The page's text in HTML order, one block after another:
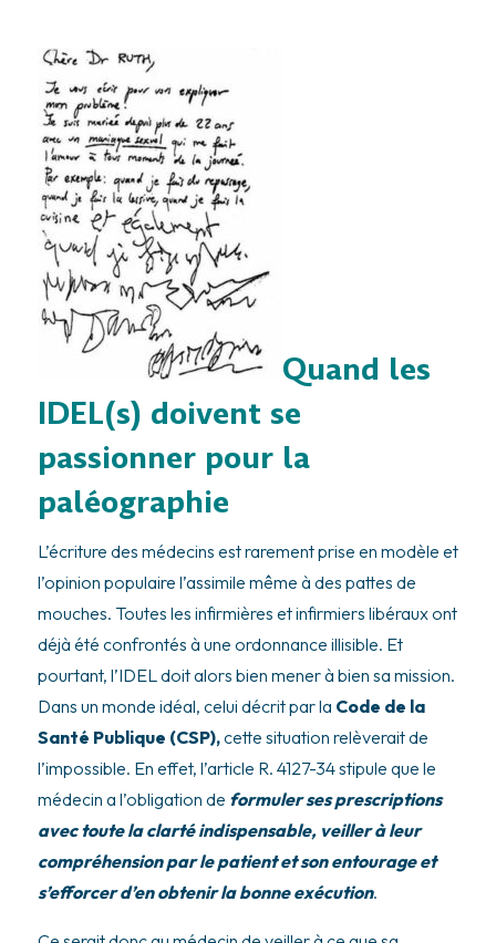
Quand les
IDEL(s) doivent se
passionner pour la
paléographie
L’écriture des médecins est rarement prise en modèle et
l’opinion populaire l’assimile même à des pattes de
mouches. Toutes les infirmières et infirmiers libéraux ont
déjà été confrontés à une ordonnance illisible. Et
pourtant, l’IDEL doit alors bien mener à bien sa mission.
Dans un monde idéal, celui décrit par la Code de la
Santé Publique (CSP),cette situation relèverait de
l’impossible. En effet, l’article R. 4127-34 stipule que le
médecin a l’obligation de formuler ses prescriptions
avec toute la clarté indispensable, veiller à leur
compréhension par le patient et son entourage et
s’efforcer d’en obtenir la bonne exécution.